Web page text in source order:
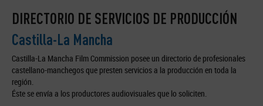
DIRECTORIO DE SERVICIOS DE PRODUCCIÓN
Castilla-La Mancha
Castilla-La Mancha Film Commission posee un directorio de profesionales
castellano-manchegos que presten servicios a la producción en toda la
región.
Éste se envía a los productores audiovisuales que lo soliciten.